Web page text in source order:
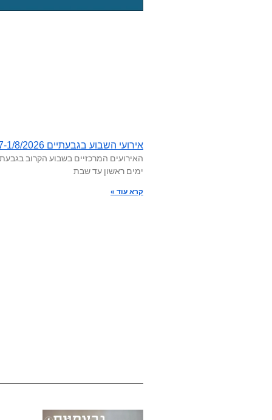
אירועי השבוע בגבעתיים 26/7-1/8/2026
האירועים המרכזיים בשבוע הקרוב
ימים ראשון עד שבת
קרא עוד »